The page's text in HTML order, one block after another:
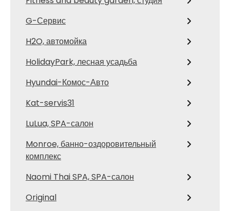
G-Сервис
H2O, автомойка
HolidayPark, лесная усадьба
Hyundai-Комос-Авто
Kat-servis31
LuLua, SPA-салон
Monroe, банно-оздоровительный
комплекс
Naomi Thai SPA, SPA-салон
Original